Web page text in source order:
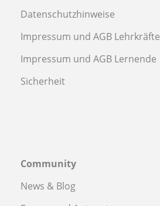
Datenschutzhinweise
Impressum und AGB Lehrkräfte
Impressum und AGB Lernende
Sicherheit
Community
News & Blog